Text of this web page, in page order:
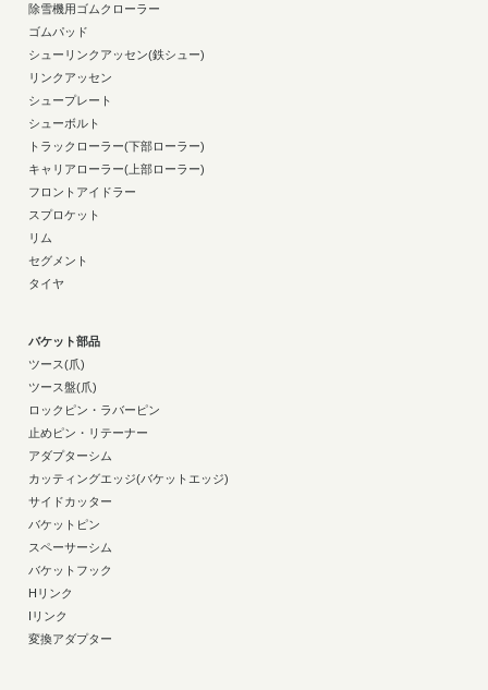
除雪機用ゴムクローラー
ゴムパッド
シューリンクアッセン(鉄シュー)
リンクアッセン
シュープレート
シューボルト
トラックローラー(下部ローラー)
キャリアローラー(上部ローラー)
フロントアイドラー
スプロケット
リム
セグメント
タイヤ
バケット部品
ツース(爪)
ツース盤(爪)
ロックピン・ラバーピン
止めピン・リテーナー
アダプターシム
カッティングエッジ(バケットエッジ)
サイドカッター
バケットピン
スペーサーシム
バケットフック
Hリンク
Iリンク
変換アダプター